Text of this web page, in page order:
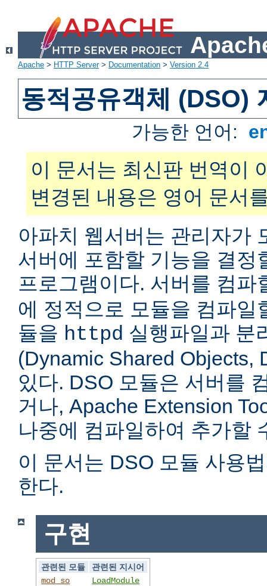
Apache > HTTP Server> Documentation > Version 2.4
동적공유객체 (DSO)
가능한 언어:
이 문서는 최신판 번역이
변경된 내용은 영어 문서
아파치 웹서버는 관리자가
서버에 포함할 기능을 결정
프로그램이다. 서버를 컴파
에 정적으로 모듈을 컴파일
듈을 httpd 실행파일과 분
(Dynamic Shared Objects,
있다. DSO 모듈은 서버를
거나, Apache Extension
나중에 컴파일하여 추가할
이 문서는 DSO 모듈 사용
한다.
구현
관련된 모듈
관련된 지시어
mod_so
LoadModule